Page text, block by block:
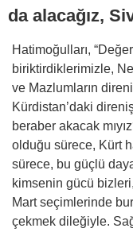
da alacağız,
Hatimoğulları,
biriktirdiklerimizle,
ve Mazlumların
Kürdistan’daki
beraber akacak
olduğu sürece, Kürt
sürece, bu güçlü
kimsenin gücü
Mart seçimlerinde
çekmek dileğiyle.